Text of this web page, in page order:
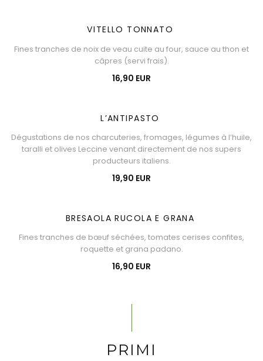
VITELLO TONNATO
Fines tranches de noix de veau cuite au four, sauce au thon et
câpres (servi frais).
16,90 EUR
L’ANTIPASTO
Dégustations de nos charcuteries, fromages, légumes à l’huile,
taralli et olives Leccine venant directement de nos supers
producteurs italiens.
19,90 EUR
BRESAOLA RUCOLA E GRANA
Fines tranches de bœuf séchées, tomates cerises confites,
roquette et grana padano.
16,90 EUR
PRIMI